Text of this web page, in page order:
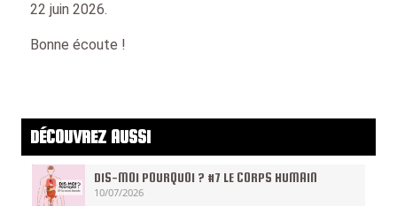
22 juin 2026.
Bonne écoute !
DÉCOUVREZ AUSSI
DIS-MOI POURQUOI ? #7 LE CORPS HUMAIN
10/07/2026